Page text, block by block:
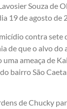
Souza de
19 de agosto de
contra sete
de que o alvo do
ameaça de
bairro São
de Chucky